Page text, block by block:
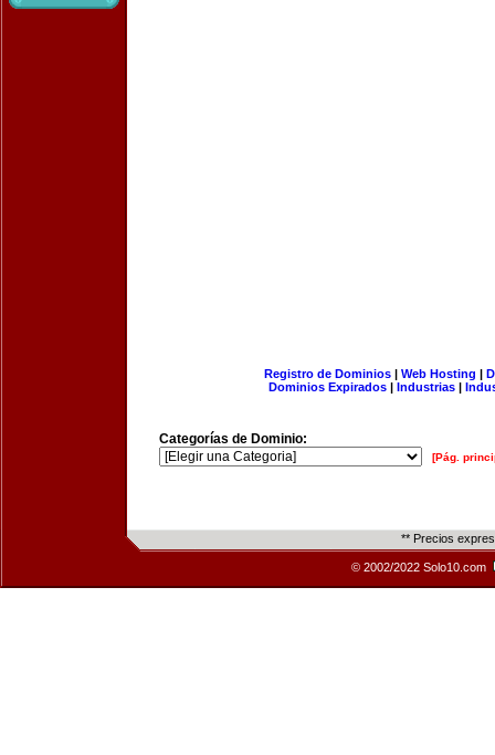
Registro de Dominios| Web Hosting |
Dominios Expirados | Industrias |
Categorías de Dominio:
[Pág.
** Precios
© 2002/2022 Solo10.com